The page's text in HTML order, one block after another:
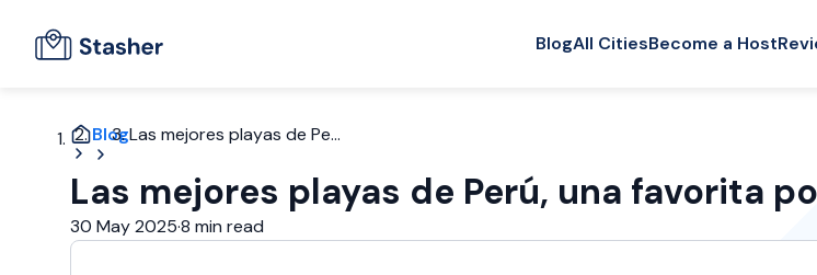
BlogAll CitiesBecome a Host
BlogLas mejores playas de Pe...
Las mejores playas de Perú, una favorita
30 May 2025·8 min read